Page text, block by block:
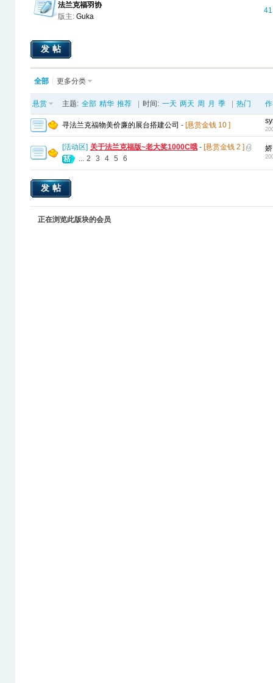
法兰克福羽协
版主: Guka
41
发帖
全部 更多分类
悬赏 主题: 全部 精华 推荐 时间: 一天 两天 周 月 季 热门
寻法兰克福物美价廉的展台搭建公司 - [悬赏金钱 10 ]
[活动区] 关于法兰克福版~老大奖1000C哦 - [悬赏金钱 2 ]
... 2 3 4 5 6
发帖
正在浏览此版块的会员